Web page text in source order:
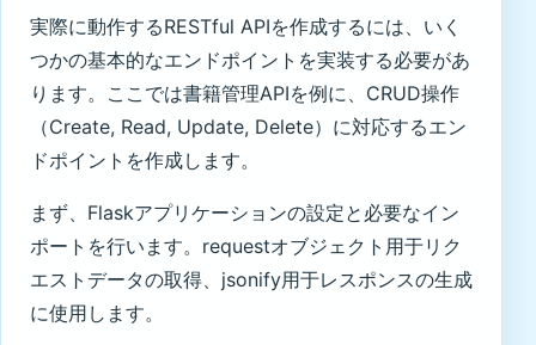
実際に動作するRESTful APIを作成するには、いく
つかの基本的なエンドポイントを実装する必要があ
ります。ここでは書籍管理APIを例に、CRUD操作
（Create, Read, Update, Delete）に対応するエン
ドポイントを作成します。
まず、Flaskアプリケーションの設定と必要なイン
ポートを行います。requestオブジェクト用于リク
エストデータの取得、jsonify用于レスポンスの生成
に使用します。